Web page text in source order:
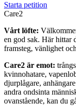
Starta petition
Care2
Vårt löfte:
en god sak. Här hittar
framsteg, vänlighet
Care2 är emot:
kvinnohatare,
djurplågare,
andra ondsinta
ovanstående, kan du